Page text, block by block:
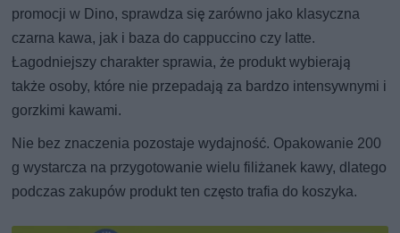
promocji w Dino, sprawdza się zarówno jako klasyczna
czarna kawa, jak i baza do cappuccino czy latte.
Łagodniejszy charakter sprawia, że produkt wybierają
także osoby, które nie przepadają za bardzo intensywnymi i
gorzkimi kawami.
Nie bez znaczenia pozostaje wydajność. Opakowanie 200
g wystarcza na przygotowanie wielu filiżanek kawy, dlatego
podczas zakupów produkt ten często trafia do koszyka.